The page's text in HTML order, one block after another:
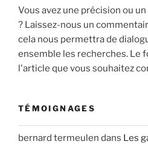
Vous avez une précision ou
? Laissez-nous un
cela nous permettra de
ensemble les recherches. Le
l'article que vous souhaitez
TÉMOIGNAGES
bernard termeulen dans Les